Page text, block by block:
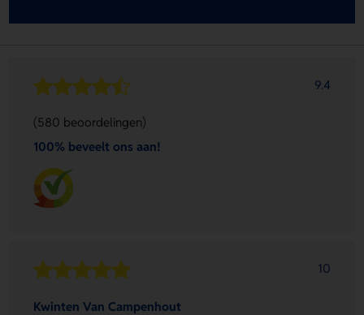
9.4
(580 beoordelingen)
100% beveelt ons aan!
10
Kwinten Van Campenhout